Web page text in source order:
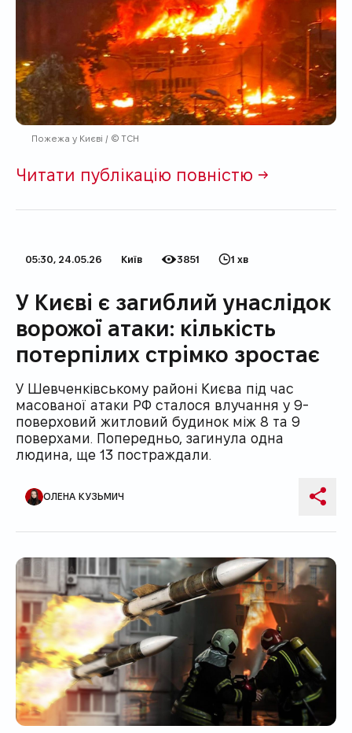
Пожежа у Києві / © ТСН
Читати публікацію повністю →
Дата публікації
05:30, 24.05.26
Категорія
Київ
Кількість переглядів
3851
Час на прочитання
1 хв
У Києві є загиблий унаслідок
ворожої атаки: кількість
потерпілих стрімко зростає
У Шевченківському районі Києва під час
масованої атаки РФ сталося влучання у 9-
поверховий житловий будинок між 8 та 9
поверхами. Попередньо, загинула одна
людина, ще 13 постраждали.
Автор публікації
ОЛЕНА КУЗЬМИЧ